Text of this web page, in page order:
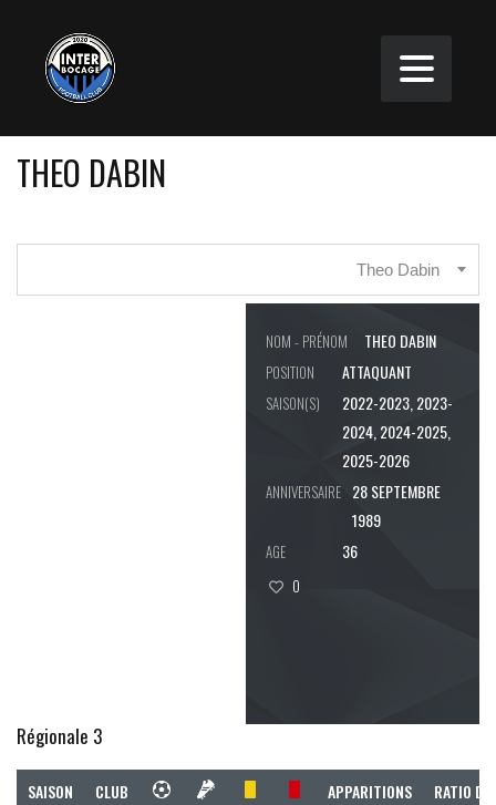
THEO DABIN
Theo Dabin
NOM - PRÉNOM THEO DABIN
POSITION ATTAQUANT
SAISON(S)
2022-2023, 2023-
2024, 2024-2025,
2025-2026
ANNIVERSAIRE 28 SEPTEMBRE
1989
AGE 36
0
Régionale 3
SAISON CLUB APPARITIONS RATIO